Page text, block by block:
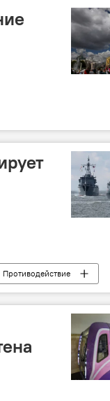
(Росгидромет)
Противодействие